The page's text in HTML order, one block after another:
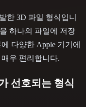
한 3D 파일 형식입니
하나의 파일에 저장
다양한 Apple 기기에
우 편리합니다.
선호되는 형식